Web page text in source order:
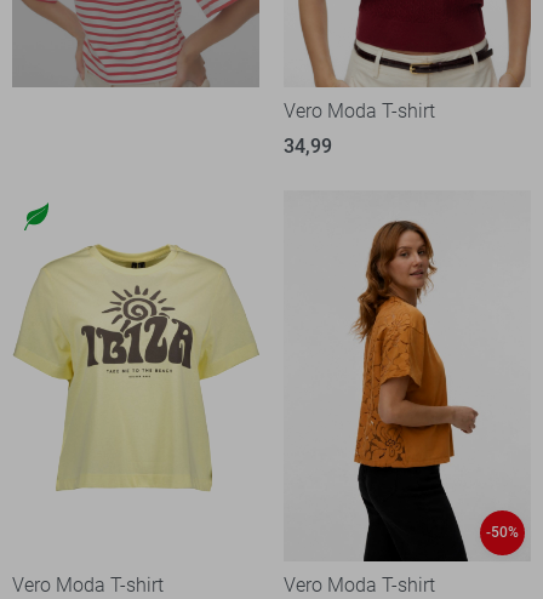
Vero Moda T-shirt
34,99
Vero Moda T-shirt
-50%
Vero Moda T-shirt